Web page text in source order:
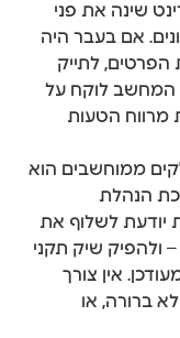
שינה את פני
אם בעבר היה
הפרטים, לתייק
המחשב לוקח על
מרווח הטעות
ממוחשבים הוא
הנהלת
יודעת לשלוף את
ולהפיק שיק תקני
אין צורך
ברורה, או